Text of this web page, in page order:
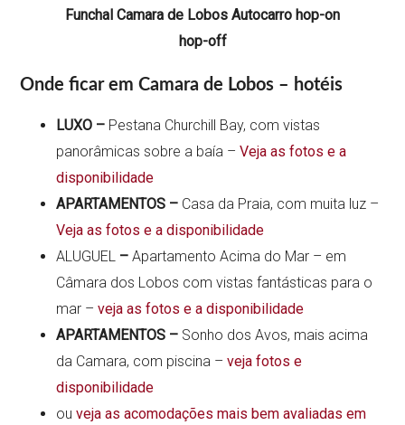
Funchal Camara de Lobos Autocarro hop-on
hop-off
Onde ficar em Camara de Lobos – hotéis
LUXO – Pestana Churchill Bay, com vistas
panorâmicas sobre a baía –Veja as fotos e a
disponibilidade
APARTAMENTOS – Casa da Praia, com muita luz –
Veja as fotos e a disponibilidade
ALUGUEL – Apartamento Acima do Mar – em
Câmara dos Lobos com vistas fantásticas para o
mar –veja as fotos e a disponibilidade
APARTAMENTOS – Sonho dos Avos, mais acima
da Camara, com piscina –veja fotos e
disponibilidade
ouveja as acomodações mais bem avaliadas em